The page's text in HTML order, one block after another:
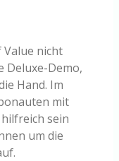
Value nicht
Deluxe-Demo,
Hand. Im
mit
sein
um die